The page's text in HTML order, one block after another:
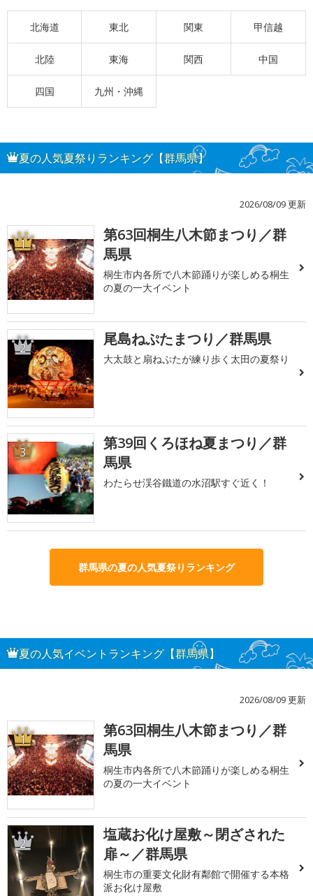
北海道 東北 関東 甲信越
北陸 東海 関西 中国
四国 九州・沖縄
夏の人気夏祭りランキング【群馬県】
2026/08/09 更新
1
第63回桐生八木節まつり／群
馬県
桐生市内各所で八木節踊りが楽しめる桐生
の夏の一大イベント
2 尾島ねぷたまつり／群馬県
大太鼓と扇ねぷたが練り歩く太田の夏祭り
3
第39回くろほね夏まつり／群
馬県
わたらせ渓谷鐵道の水沼駅すぐ近く！
群馬県の夏の人気夏祭りランキング
夏の人気イベントランキング【群馬県】
2026/08/09 更新
1
第63回桐生八木節まつり／群
馬県
桐生市内各所で八木節踊りが楽しめる桐生
の夏の一大イベント
2
塩蔵お化け屋敷～閉ざされた
扉～／群馬県
桐生市の重要文化財有鄰館で開催する本格
派お化け屋敷